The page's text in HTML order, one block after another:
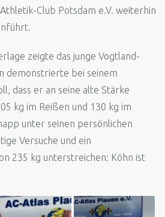
Club Potsdam e.V. weiterhin
zeigte das junge Vogtland-
demonstrierte bei seinem
dass er an seine alte Stärke
kg im Reißen und 130 kg im
unter seinen persönlichen
Versuche und ein
235 kg unterstreichen: Köhn ist